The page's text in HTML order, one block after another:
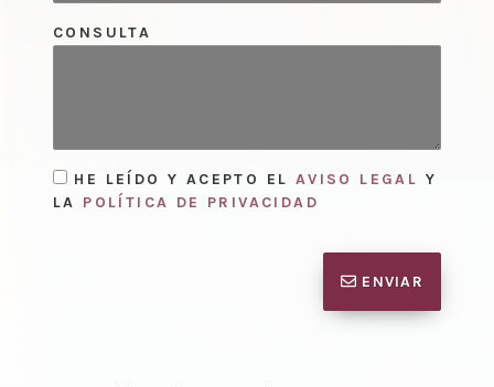
CONSULTA
HE LEÍDO Y ACEPTO EL AVISO LEGAL Y
LA POLÍTICA DE PRIVACIDAD
ENVIAR